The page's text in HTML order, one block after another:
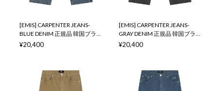
[EMIS] CARPENTER JEANS-
BLUE DENIM 正規品 韓国ブラ
ンド 韓国通販 韓国代行 韓国フ
¥20,400
[EMIS] CARPENTER JEANS-
GRAY DENIM 正規品 韓国ブラ
ンド 韓国通販 韓国代行 韓国フ
¥20,400